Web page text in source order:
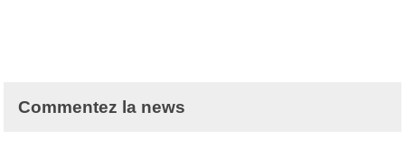
Commentez la news